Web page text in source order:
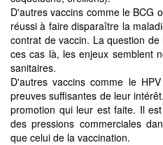
D'autres vaccins comme le BCG
réussi à faire disparaître la
contrat de vaccin. La question
ces cas là, les enjeux semblent
sanitaires.
D'autres vaccins comme le
preuves suffisantes de leur
promotion qui leur est faite. Il
des pressions commerciales
que celui de la vaccination.